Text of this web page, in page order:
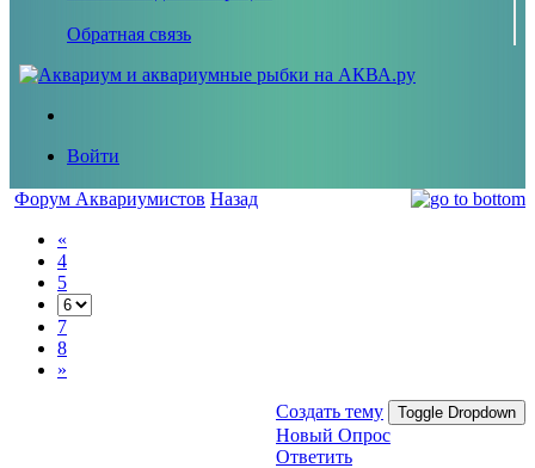
Обратная связь
Войти
Форум Аквариумистов Назад
«
4
5
7
8
»
Создать тему Toggle Dropdown
Новый Опрос
Ответить